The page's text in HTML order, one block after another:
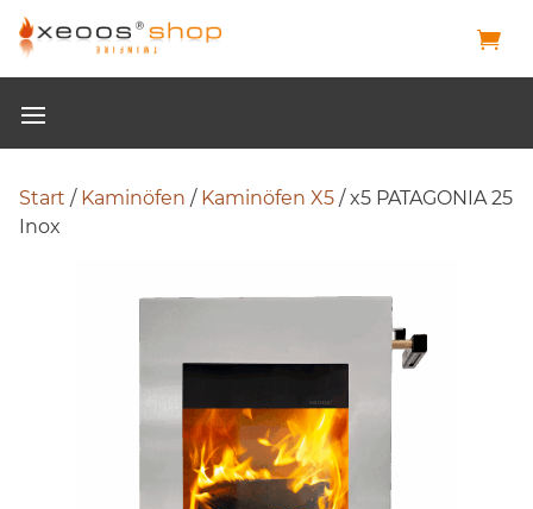
Start / Kaminöfen / Kaminöfen X5 / x5 PATAGONIA 25
Inox